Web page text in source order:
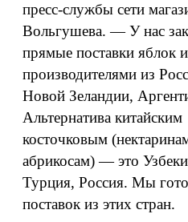
пресс-службы сети
Вольгушева. — У нас
прямые поставки яблок
производителями из
Новой Зеландии,
Альтернатива китайским
косточковым
абрикосам) — это
Турция, Россия. Мы
поставок из этих стран.